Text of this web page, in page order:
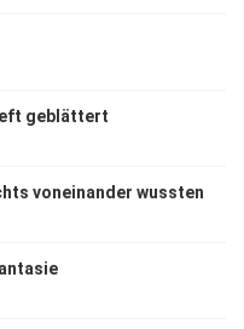
geblättert
voneinander wussten